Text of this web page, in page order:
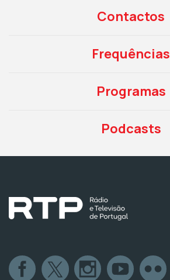
Contactos
Frequências
Programas
Podcasts